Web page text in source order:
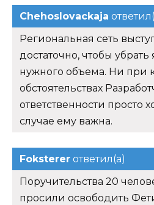
Chehoslovackaja
Региональная сеть
достаточно, чтобы
нужного объема. Ни при
обстоятельствах
ответственности просто
случае ему важна.
Foksterer ответил(а)
Поручительства 20
просили освободить